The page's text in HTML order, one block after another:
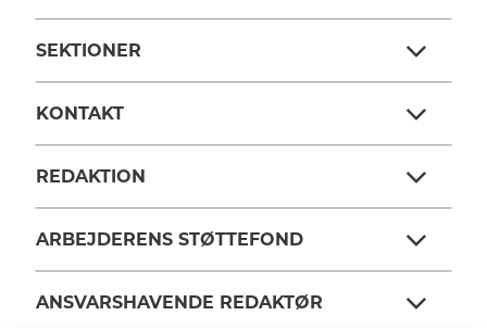
SEKTIONER
KONTAKT
REDAKTION
ARBEJDERENS STØTTEFOND
ANSVARSHAVENDE REDAKTØR